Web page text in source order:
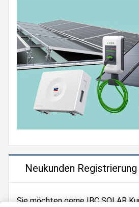
Neukunden Registrierung
Sie möchten gerne IBC SOLAR